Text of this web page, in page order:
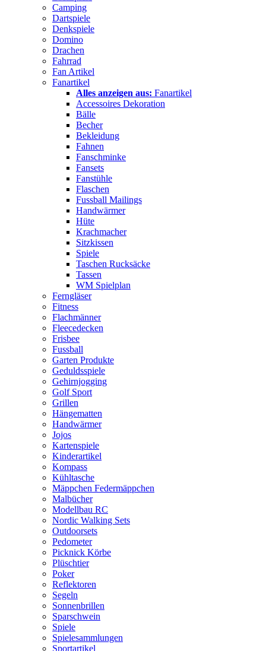
Camping
Dartspiele
Denkspiele
Domino
Drachen
Fahrrad
Fan Artikel
Fanartikel
Alles anzeigen aus: Fanartikel
Accessoires Dekoration
Bälle
Becher
Bekleidung
Fahnen
Fanschminke
Fansets
Fanstühle
Flaschen
Fussball Mailings
Handwärmer
Hüte
Krachmacher
Sitzkissen
Spiele
Taschen Rucksäcke
Tassen
WM Spielplan
Ferngläser
Fitness
Flachmänner
Fleecedecken
Frisbee
Fussball
Garten Produkte
Geduldsspiele
Gehirnjogging
Golf Sport
Grillen
Hängematten
Handwärmer
Jojos
Kartenspiele
Kinderartikel
Kompass
Kühltasche
Mäppchen Federmäppchen
Malbücher
Modellbau RC
Nordic Walking Sets
Outdoorsets
Pedometer
Picknick Körbe
Plüschtier
Poker
Reflektoren
Segeln
Sonnenbrillen
Sparschwein
Spiele
Spielesammlungen
Sportartikel